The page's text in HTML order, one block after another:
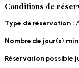
Conditions de
Type de réservation :
Nombre de jour(s)
Réservation possible